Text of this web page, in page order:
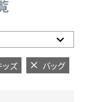
ッズ バッグ